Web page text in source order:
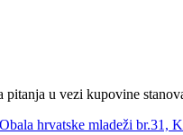
u vezi kupovine
Obala hrvatske mladeži br.31,